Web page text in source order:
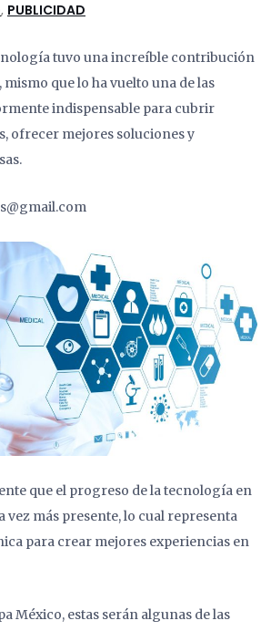
, PUBLICIDAD
tuvo una increíble contribución
mismo que lo ha vuelto una de las
indispensable para cubrir
ofrecer mejores soluciones y
que el progreso de la tecnología en
vez más presente, lo cual representa
para crear mejores experiencias en
México, estas serán algunas de las